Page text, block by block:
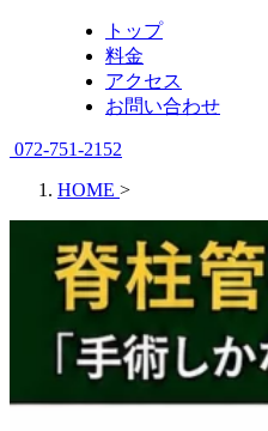
トップ
料金
アクセス
お問い合わせ
072-751-2152
HOME >